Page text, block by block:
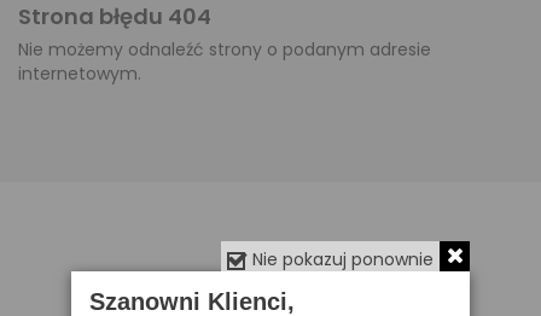
Strona błędu 404
Nie możemy odnaleźć strony o podanym adresie
internetowym.
Nie pokazuj ponownie
Szanowni Klienci,